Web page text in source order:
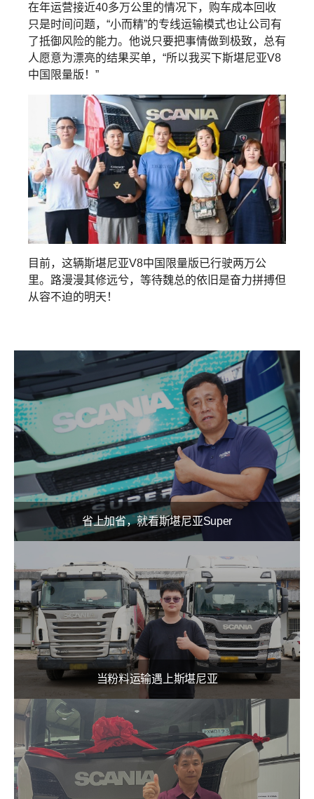
在年运营接近40多万公里的情况下，购车成本回收
只是时间问题，“小而精”的专线运输模式也让公司有
了抵御风险的能力。他说只要把事情做到极致，总有
人愿意为漂亮的结果买单，“所以我买下斯堪尼亚V8
中国限量版！”
目前，这辆斯堪尼亚V8中国限量版已行驶两万公
里。路漫漫其修远兮，等待魏总的依旧是奋力拼搏但
从容不迫的明天！
省上加省，就看斯堪尼亚Super
当粉料运输遇上斯堪尼亚